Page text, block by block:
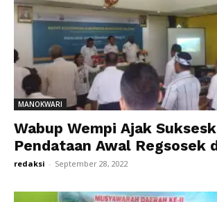
MANOKWARI
Wabup Wempi Ajak
Pendataan Awal Regsosek
redaksi - September 28, 2022